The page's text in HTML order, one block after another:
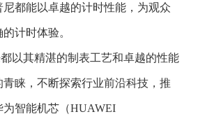
都能以卓越的计时性能，为观众
计时体验。
其精湛的制表工艺和卓越的性能
睐，不断探索行业前沿科技，推
智能机芯（HUAWEI